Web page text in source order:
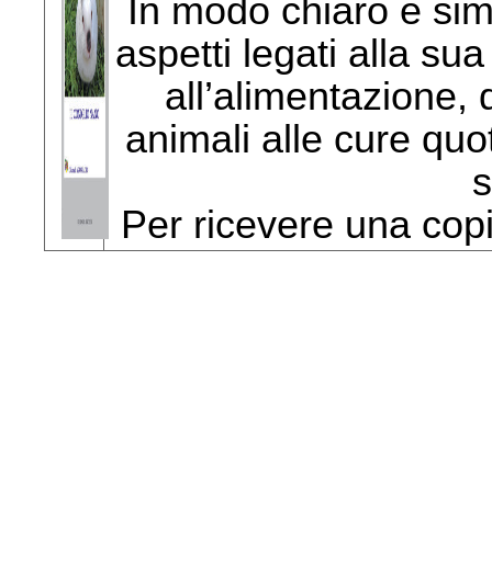
In modo chiaro e
aspetti legati alla
animali alle cure
Per ricevere una